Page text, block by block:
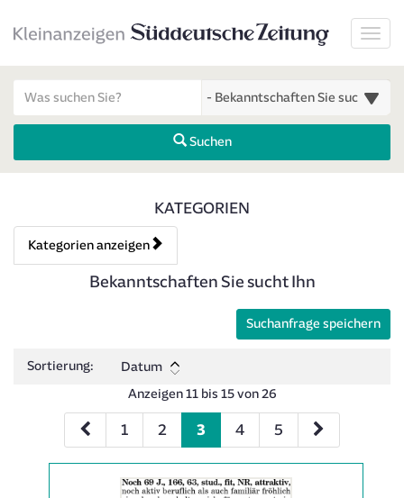
Suchen
Kategorien & Anzeigen
KATEGORIEN
Kategorien anzeigen
Bedienhinweis: Navigieren Sie mit Tab (Shift+Tab zurück).
Rubrik:
Bekanntschaften Sie sucht Ihn
Suchanfrage speichern
Sortierung:
Datum
Anzeigen 11 bis 15 von 26
1 2 3 4 5
der